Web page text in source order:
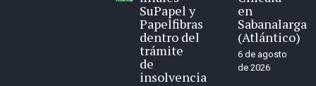
SuPapel y
Papelfibras
dentro del
trámite
de
insolvencia
en
Sabanalarga
(Atlántico)
6 de agosto
de 2026